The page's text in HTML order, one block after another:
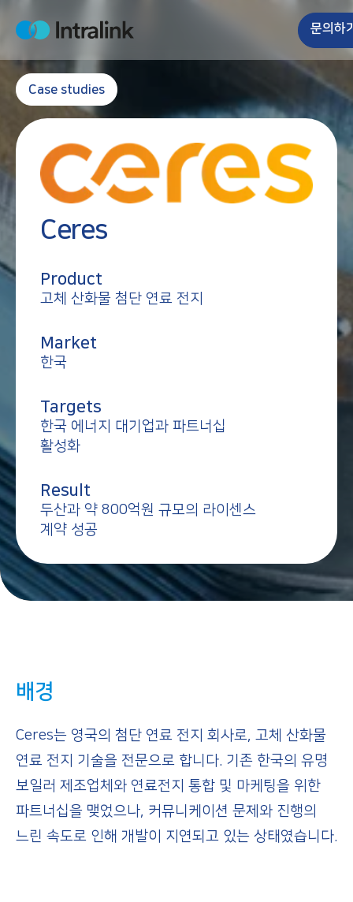
n
e
H
m
문의하
Case studies
Ceres
Product
고체 산화물 첨단 연료 전지
Market
한국
Targets
한국 에너지 대기업과 파트너십
활성화
Result
두산과 약 800억원 규모의 라이센스
계약 성공
배경
Ceres는 영국의 첨단 연료 전지 회사로, 고체 산화물
연료 전지 기술을 전문으로 합니다. 기존 한국의 유명
보일러 제조업체와 연료전지 통합 및 마케팅을 위한
파트너십을 맺었으나, 커뮤니케이션 문제와 진행의
느린 속도로 인해 개발이 지연되고 있는 상태였습니다.